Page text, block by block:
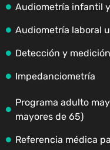
Audiometría infantil
Audiometría laboral
Detección y
Impedanciometría
Programa adulto
mayores de 65)
Referencia médica